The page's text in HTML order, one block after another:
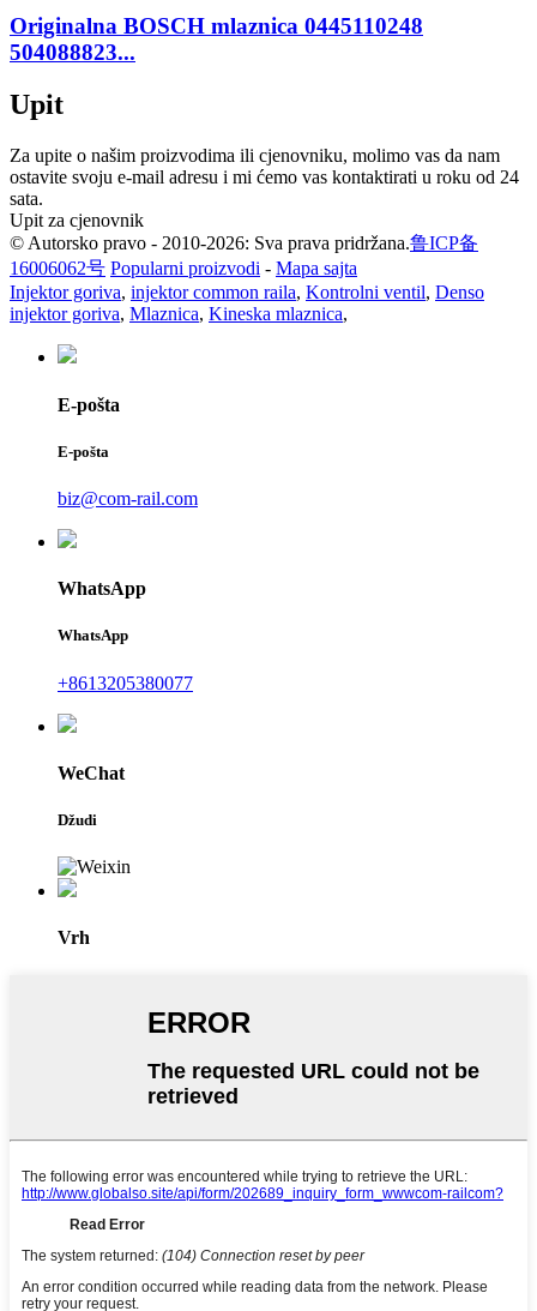
Originalna BOSCH mlaznica 0445110248
504088823...
Upit
Za upite o našim proizvodima ili cjenovniku, molimo vas da nam
ostavite svoju e-mail adresu i mi ćemo vas kontaktirati u roku od 24
sata.
Upit za cjenovnik
© Autorsko pravo - 2010-2026: Sva prava pridržana.鲁ICP备
16006062号 Popularni proizvodi - Mapa sajta
Injektor goriva, injektor common raila, Kontrolni ventil, Denso
injektor goriva, Mlaznica, Kineska mlaznica,
E-pošta
E-pošta
biz@com-rail.com
WhatsApp
WhatsApp
+8613205380077
WeChat
Džudi
Vrh